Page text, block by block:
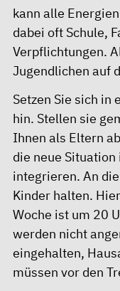
kann alle
dabei oft Schule,
Verpflichtungen.
Jugendlichen auf
Setzen Sie sich in
hin. Stellen sie
Ihnen als Eltern
die neue
integrieren. An
Kinder halten.
Woche ist um 20
werden nicht
eingehalten,
müssen vor den